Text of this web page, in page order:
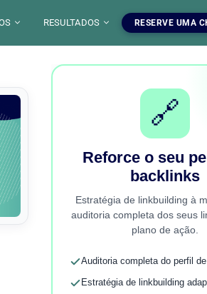
SEO
SEO
SEO
CMS
SEO PARA IAS
SEO WEB
SEO ONLINE
E COMPUTAÇÃO GRÁFICA
RESULTADOS
BLOGUE
INICIANDO UM NEGÓCIO
AUDITORIA SEO GRATUITA
CONTADOR DE PALAVRAS
AS PESSOAS TAMBÉM
SIMULADOR DE SERP
ADMINISTRADOR DE CÓDIGO
PLATAFORMA DE ARTIGOS
CAIXA DE FERRAMENTAS
RESERVE UMA
🔗
Reforce o seu
backlinks
Estratégia de linkbuilding à
auditoria completa dos seus
plano de ação.
Auditoria completa do perfil
Estratégia de linkbuilding